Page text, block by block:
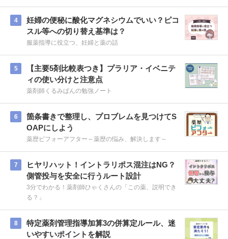
4
妊婦の便秘に酸化マグネシウムでいい？ピコ
スル等への切り替え基準は？
服薬指導に役立つ、妊婦と薬の話
5
【主要5剤比較表つき】プラリア・イベニテ
ィの使い分けと注意点
薬剤師くるみぱんの勉強ノート
6
箇条書きで整理し、プロブレムを見つけてS
OAPにしよう
薬歴ビフォーアフター～薬歴の悩み、解決します～
7
ヒヤリハット！イントラリポス混注はNG？
側管投与を安全に行うルート設計
3分でわかる！薬剤師ひゃくさんの「この薬、説明でき
る？」
8
特定薬剤管理指導加算3の併算定ルール、迷
いやすいポイントを解説